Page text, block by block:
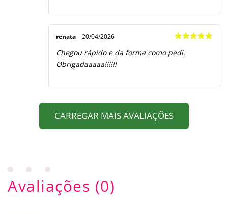
de 5
renata – 20/04/2026
Chegou rápido e da forma como pedi.
Obrigadaaaaa!!!!!!
CARREGAR MAIS AVALIAÇÕES
Avaliações (0)